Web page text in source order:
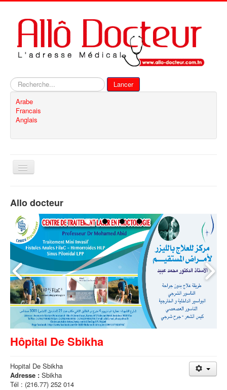
Rechercher
Lancer
Arabe
Francais
Anglais
Basculer
Contact
Allo docteur
Hôpital De Sbikha
Hopital De Sbikha
Adresse : Sbikha
Tél : (216.77) 252 014